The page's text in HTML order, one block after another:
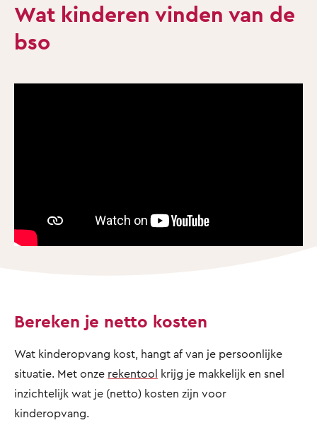
Wat kinderen vinden van de
bso
Bereken je netto kosten
Wat kinderopvang kost, hangt af van je persoonlijke
situatie. Met onze rekentool krijg je makkelijk en snel
inzichtelijk wat je (netto) kosten zijn voor
kinderopvang.